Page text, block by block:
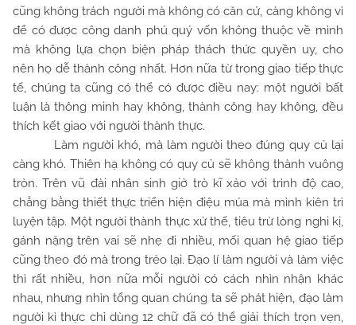
cũng không trách người mà không có căn cứ, càng không vì
để có được công danh phú quý vốn không thuộc về mình
mà không lựa chọn biện pháp thách thức quyền uy, cho
nên họ dễ thành công nhất. Hơn nữa từ trong giao tiếp thực
tế, chúng ta cũng có thể có được điều nay: một người bất
luận là thông minh hay không, thành công hay không, đều
thích kết giao với người thành thực.
Làm người khó, mà làm người theo đúng quy củ lại
càng khó. Thiên hạ không có quy củ sẽ không thành vuông
tròn. Trên vũ đài nhân sinh giở trò kĩ xảo với trình độ cao,
chẳng bằng thiết thực triển hiện điệu múa mà mình kiên trì
luyện tập. Một người thành thực xử thế, tiêu trừ lòng nghi kị,
gánh nặng trên vai sẽ nhẹ đi nhiều, mối quan hệ giao tiếp
cũng theo đó mà trong trẻo lại. Đạo lí làm người và làm việc
thì rất nhiều, hơn nữa mỗi người có cách nhìn nhận khác
nhau, nhưng nhìn tổng quan chúng ta sẽ phát hiện, đạo làm
người kì thực chỉ dùng 12 chữ đã có thể giải thích trọn vẹn,